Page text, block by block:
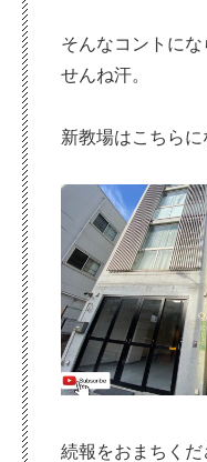
そんなコントに
せんね汗。
新教場はこちらに
続報をおまちくだ